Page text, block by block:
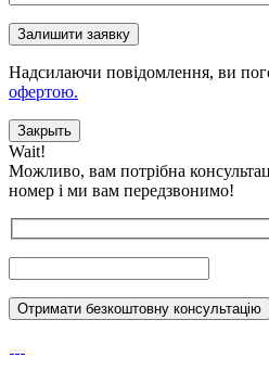
Надсилаючи повідомлення, ви
офертою.
Закрыть
Wait!
Можливо, вам потрібна
номер і ми вам передзвонимо!